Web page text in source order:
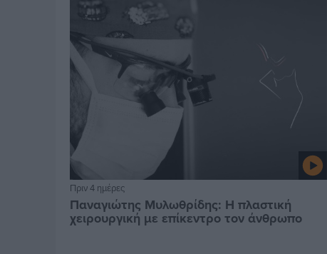
Πριν 4 ημέρες
Παναγιώτης Μυλωθρίδης: Η πλαστική
χειρουργική με επίκεντρο τον άνθρωπο